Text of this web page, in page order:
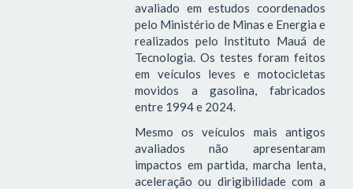
avaliado em estudos coordenados
pelo Ministério de Minas e Energia e
realizados pelo Instituto Mauá de
Tecnologia. Os testes foram feitos
em veículos leves e motocicletas
movidos a gasolina, fabricados
entre 1994 e 2024.
Mesmo os veículos mais antigos
avaliados não apresentaram
impactos em partida, marcha lenta,
aceleração ou dirigibilidade com a